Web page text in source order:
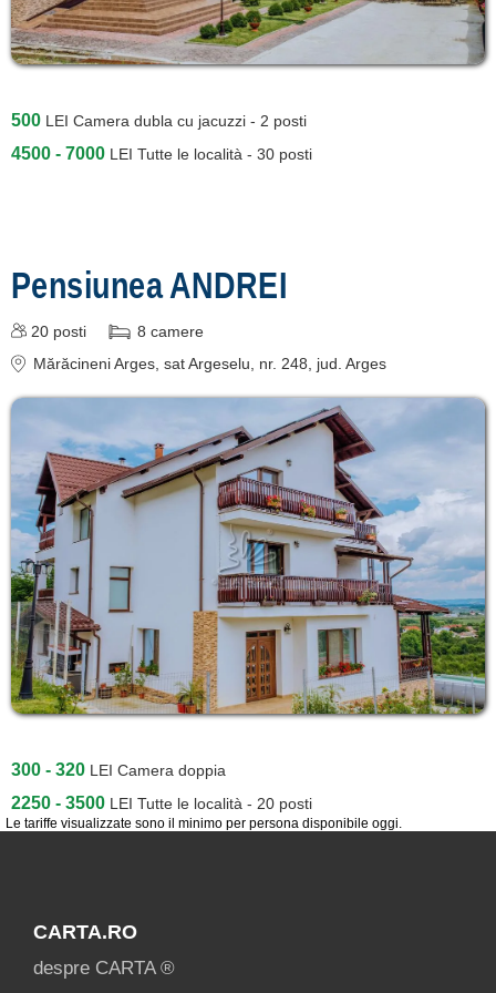
Le tariffe visualizzate sono il minimo per persona disponibile oggi.
500 LEI Camera dubla cu jacuzzi - 2 posti
4500 - 7000 LEI Tutte le località - 30 posti
Pensiunea ANDREI
20 posti 8 camere
Mărăcineni Arges, sat Argeselu, nr. 248, jud. Arges
300 - 320 LEI Camera doppia
2250 - 3500 LEI Tutte le località - 20 posti
contact
login
CARTA.RO
despre CARTA ®